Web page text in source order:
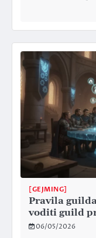
[GEJMING]
Pravila
voditi guild
06/05/2026